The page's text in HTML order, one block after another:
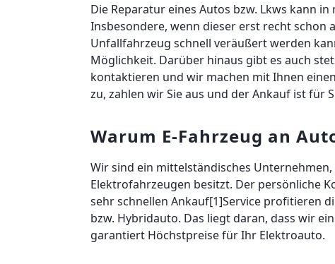
Die Reparatur eines Autos bzw. Lkws kann
Insbesondere, wenn dieser erst recht schon
Unfallfahrzeug schnell veräußert werden
Möglichkeit. Darüber hinaus gibt es auch
kontaktieren und wir machen mit Ihnen
zu, zahlen wir Sie aus und der Ankauf ist für
Warum E-Fahrzeug an
Wir sind ein mittelständisches
Elektrofahrzeugen besitzt. Der persönliche
sehr schnellen Ankauf[1]Service profitieren
bzw. Hybridauto. Das liegt daran, dass wir
garantiert Höchstpreise für Ihr Elektroauto.